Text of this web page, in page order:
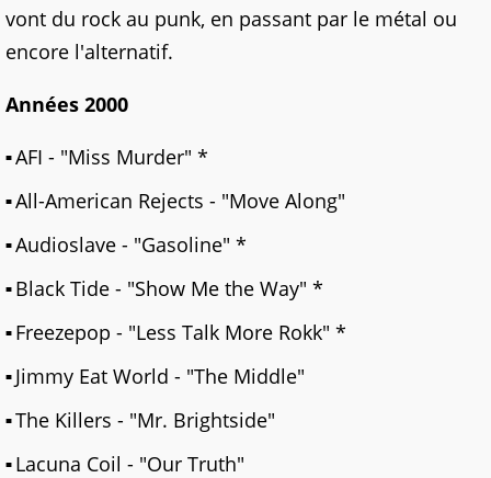
vont du rock au punk, en passant par le métal ou
encore l'alternatif.
Années 2000
AFI - "Miss Murder" *
All-American Rejects - "Move Along"
Audioslave - "Gasoline" *
Black Tide - "Show Me the Way" *
Freezepop - "Less Talk More Rokk" *
Jimmy Eat World - "The Middle"
The Killers - "Mr. Brightside"
Lacuna Coil - "Our Truth"